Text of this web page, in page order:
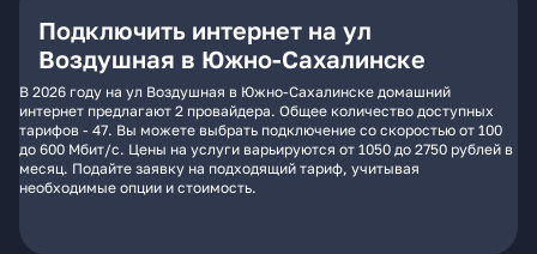
Подключить интернет на ул
Воздушная в Южно-Сахалинске
В 2026 году на ул Воздушная в Южно-Сахалинске домашний
интернет предлагают 2 провайдера. Общее количество доступных
тарифов - 47. Вы можете выбрать подключение со скоростью от 100
до 600 Мбит/с. Цены на услуги варьируются от 1050 до 2750 рублей в
месяц. Подайте заявку на подходящий тариф, учитывая
необходимые опции и стоимость.